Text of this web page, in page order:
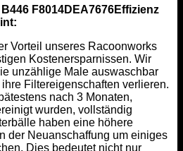
Effizienz
Vorteil unseres Racoonworks
Kostenersparnissen. Wir
unzählige Male auswaschbar
Filtereigenschaften verlieren.
nach 3 Monaten,
wurden, vollständig
haben eine höhere
der Neuanschaffung um einiges
Dies bedeutet nicht nur